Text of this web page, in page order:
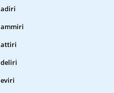
adiri
ammiri
attiri
deliri
eviri